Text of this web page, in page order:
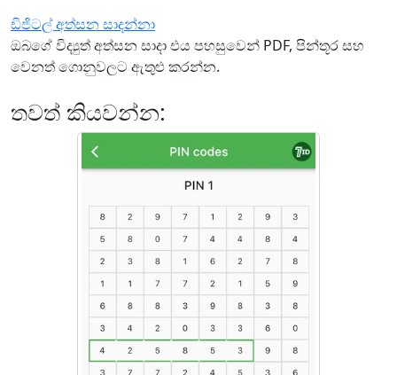
ඩිජිටල් අත්සන සාදන්නා
ඔබගේ විද්‍යුත් අත්සන සාදා එය පහසුවෙන් PDF, පින්තූර සහ
වෙනත් ගොනුවලට ඇතුළු කරන්න.
තවත් කියවන්න: